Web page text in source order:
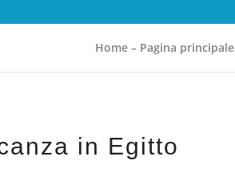
Home – Pagina principale
in Egitto